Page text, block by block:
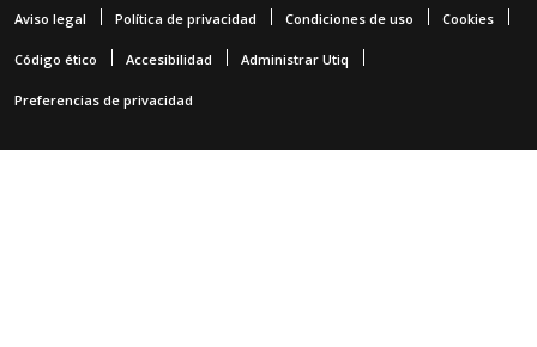
Aviso legal Política de privacidad Condiciones de uso Cookies
Código ético Accesibilidad Administrar Utiq
Preferencias de privacidad